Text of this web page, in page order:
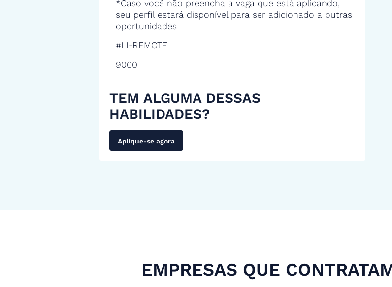
*Caso você não preencha a vaga que está aplicando,
seu perfil estará disponível para ser adicionado a outras
oportunidades
#LI-REMOTE
9000
TEM ALGUMA DESSAS
HABILIDADES?
Aplique-se agora
EMPRESAS QUE